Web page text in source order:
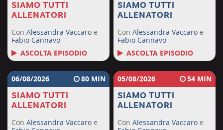
SIAMO TUTTI
ALLENATORI
Con Alessandra Vaccaro e
Fabio Cannavo
ASCOLTA EPISODIO
SIAMO TUTTI
ALLENATORI
ConAlessandra Vaccaro e
Fabio Cannavo
ASCOLTA EPISODIO
06/08/2026 80
SIAMO TUTTI
ALLENATORI
Con Alessandra Vaccaro e
05/08/2026 54
SIAMO TUTTI
ALLENATORI
ConAlessandra Vaccaro e